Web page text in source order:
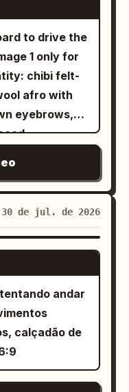
to drive the
1 only for
chibi felt-
afro with
eyebrows,
30 de jul. de 2026
GROK IMAGINE
andar
calçadão de